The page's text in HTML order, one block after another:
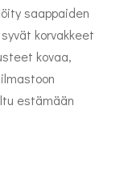
saappaiden
korvakkeet
kovaa,
estämään